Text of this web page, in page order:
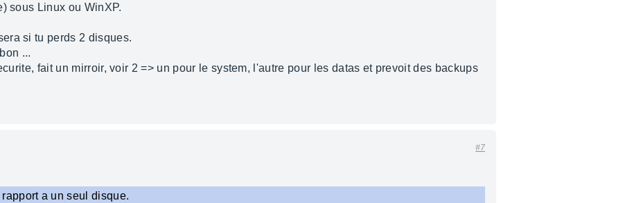
sous Linux ou WinXP.
si tu perds 2 disques.
...
fait un mirroir, voir 2 => un pour le system, l'autre pour les datas et prevoit des backups
#7
a un seul disque.